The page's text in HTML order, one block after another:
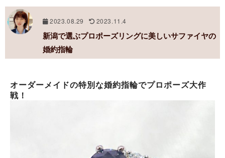
2023.08.29 2023.11.4
新潟で選ぶプロポーズリングに美しいサファイヤの
婚約指輪
オーダーメイドの特別な婚約指輪でプロポーズ大作
戦！